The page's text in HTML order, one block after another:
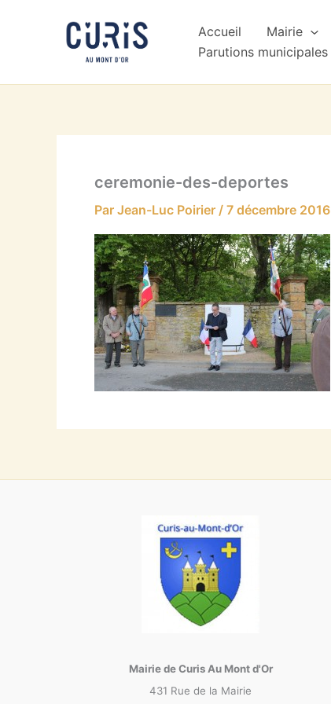
Accueil Mairie
Parutions municipales
ceremonie-des-deportes
Par Jean-Luc Poirier / 7 décembre 2016
Mairie de Curis Au Mont d'Or
431 Rue de la Mairie